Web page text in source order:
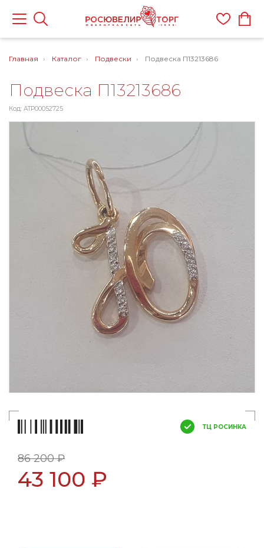
Главная Каталог Подвески Подвеска П13213686
Подвеска П13213686
Код: ATP00052725
ТЦ РОСИНКА
86 200 ₽
43 100 ₽